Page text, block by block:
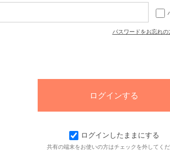
パスワードをお忘れの
ログインしたままにする
共有の端末をお使いの方はチェックを外してく